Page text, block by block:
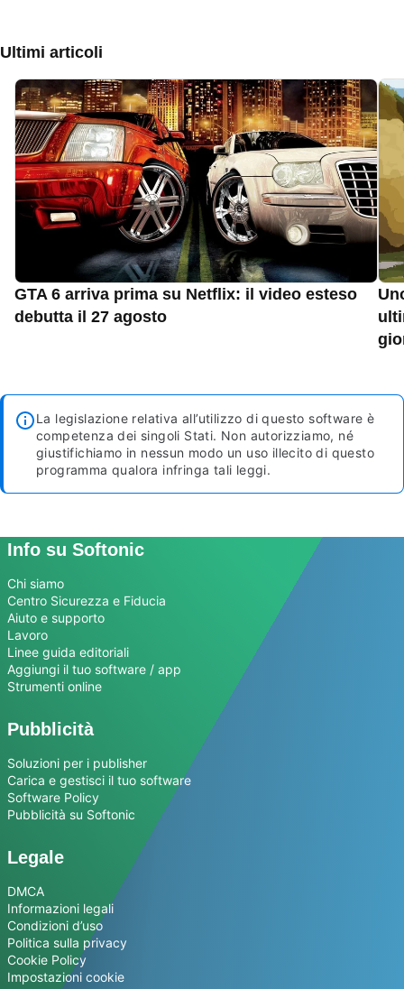
Ultimi articoli
GTA 6 arriva prima su Netflix: il video esteso
debutta il 27 agosto
La legislazione relativa all’utilizzo di questo software è
competenza dei singoli Stati. Non autorizziamo, né
giustifichiamo in nessun modo un uso illecito di questo
programma qualora infringa tali leggi.
Info su Softonic
Chi siamo
Centro Sicurezza e Fiducia
Aiuto e supporto
Lavoro
Linee guida editoriali
Aggiungi il tuo software / app
Strumenti online
Pubblicità
Soluzioni per i publisher
Carica e gestisci il tuo software
Software Policy
Pubblicità su Softonic
Legale
DMCA
Informazioni legali
Condizioni d’uso
Politica sulla privacy
Cookie Policy
Impostazioni cookie